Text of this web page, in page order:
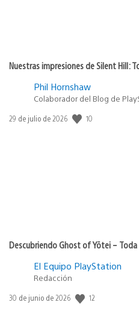
Nuestras impresiones de Silent Hill:
Phil Hornshaw
Colaborador del Blog de
Fecha
29 de julio de 2026 10
Descubriendo Ghost of Yōtei –
El Equipo PlayStation
Redacción
Fecha
30 de junio de 2026 12